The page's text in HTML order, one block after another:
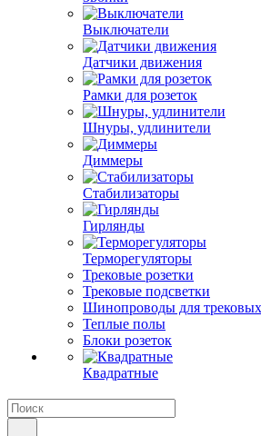
Выключатели
Датчики движения
Рамки для розеток
Шнуры, удлинители
Диммеры
Стабилизаторы
Гирлянды
Терморегуляторы
Трековые розетки
Трековые подсветки
Шинопроводы для трековых
Теплые полы
Блоки розеток
Квадратные